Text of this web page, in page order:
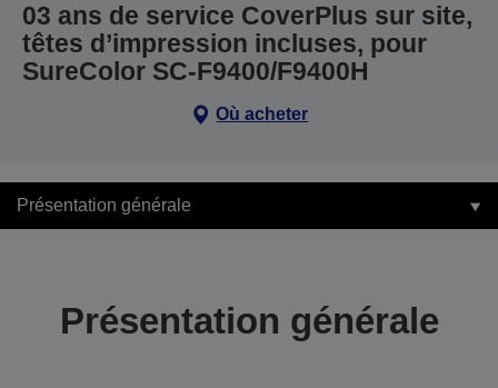
03 ans de service CoverPlus sur site,
têtes d’impression incluses, pour
SureColor SC-F9400/F9400H
Où acheter
Présentation générale
Présentation générale